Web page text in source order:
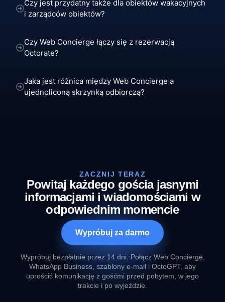
Czy jest przydatny także dla obiektów wakacyjnych
i zarządców obiektów?
Czy Web Concierge łączy się z rezerwacją
Octorate?
Jaka jest różnica między Web Concierge a
ujednoliconą skrzynką odbiorczą?
ZACZNIJ TERAZ
Powitaj każdego gościa jasnymi
informacjami i wiadomościami w
odpowiednim momencie
Wypróbuj za darmo
Wypróbuj bezpłatnie przez 14 dni. Połącz Web Concierge,
WhatsApp Business, szablony e-mail i OctoGPT, aby
uprościć komunikację z gośćmi przed pobytem, w jego
trakcie i po wyjeździe.